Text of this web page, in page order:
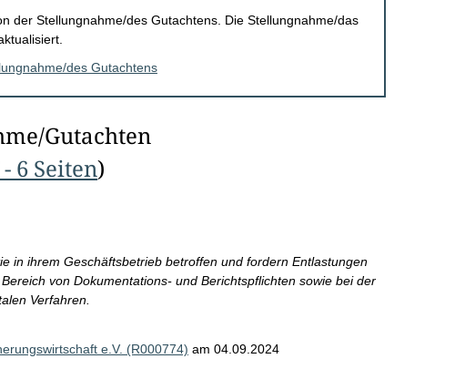
der Stellungnahme/des Gutachtens. Die Stellungnahme/das
des Gutachtens
Gutachten
- 6 Seiten)
in ihrem Geschäftsbetrieb betroffen und fordern Entlastungen
von Dokumentations- und Berichtspflichten sowie bei der
Verfahren.
e.V. (R000774) am 04.09.2024